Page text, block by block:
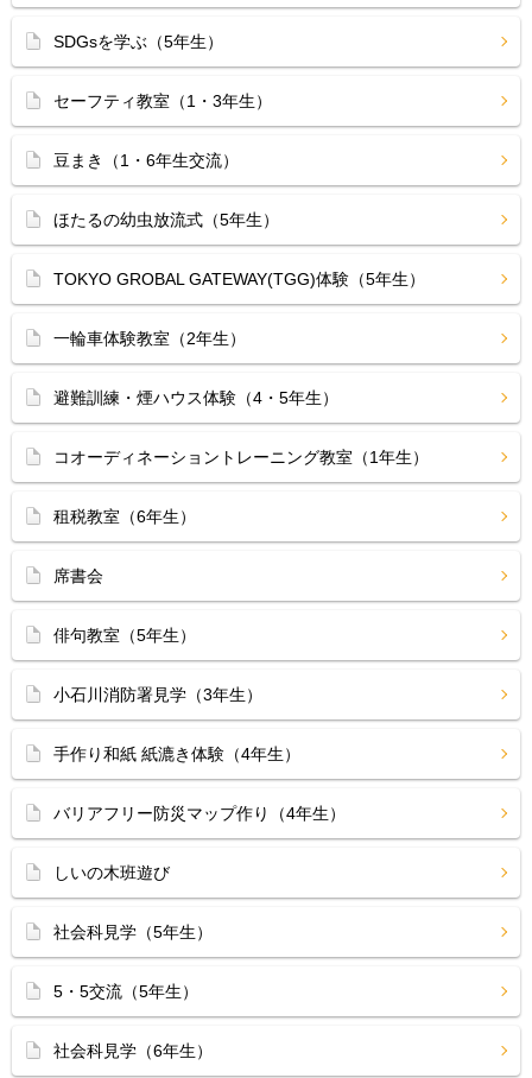
SDGsを学ぶ（5年生）
セーフティ教室（1・3年生）
豆まき（1・6年生交流）
ほたるの幼虫放流式（5年生）
TOKYO GROBAL GATEWAY(TGG)体験（5年生）
一輪車体験教室（2年生）
避難訓練・煙ハウス体験（4・5年生）
コオーディネーショントレーニング教室（1年生）
租税教室（6年生）
席書会
俳句教室（5年生）
小石川消防署見学（3年生）
手作り和紙 紙漉き体験（4年生）
バリアフリー防災マップ作り（4年生）
しいの木班遊び
社会科見学（5年生）
5・5交流（5年生）
社会科見学（6年生）